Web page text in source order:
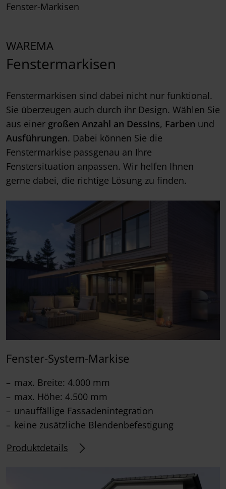
Fenster-Markisen
WAREMA
Fenstermarkisen
Fenstermarkisen sind dabei nicht nur funktional.
Sie überzeugen auch durch ihr Design. Wählen Sie
aus einer großen Anzahl an Dessins, Farben und
Ausführungen. Dabei können Sie die
Fenstermarkise passgenau an Ihre
Fenstersituation anpassen. Wir helfen Ihnen
gerne dabei, die richtige Lösung zu finden.
Fenster-System-Markise
max. Breite: 4.000 mm
max. Höhe: 4.500 mm
unauffällige Fassadenintegration
keine zusätzliche Blendenbefestigung
Produktdetails